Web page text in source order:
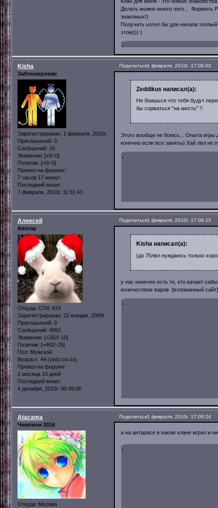
Делать можно много чего... Формить
знакомых!)
Получить хотел бы для начала
этом))) )
0
Поделиться1 февраля, 2010г. 17:06:00
Kisha
Заблокирован
Зарегистрирован: 1 февраля, 2010г.
Приглашений: 0
Сообщений: 16
Уважение: [+0/-0]
Позитив: [+0/-0]
Провел на форуме:
7 часов 17 минут
Последний визит:
7 февраля, 2010г. 11:51:43
Zeddikus написал(а):
Не боишься что тебя будут
бы сорваться "на месть" ?.
Этого вообще не боюсь... Опыта игры
конечно если все заняты) Хай лвл не
0
Поделиться1 февраля, 2010г. 17:06:15
Алексей
Аватар
Откуда: СПб, ЮЗ
Зарегистрирован: 22 января, 2009г.
Приглашений: 0
Сообщений: 4992
Уважение: [+202/-10]
Позитив: [+462/-25]
Пол: Мужской
Возраст: 44 [1982-04-24]
Провел на форуме:
2 месяца 10 дней
Последний визит:
4 декабря, 2023г. 00:49:06
Kisha написал(а):
(до 75лвл нуждаюсь только
у нас конечно есть те, кто качает
количеством варов [взломанный сайт]
0
Поделиться1 февраля, 2010г. 17:06:24
Atacama
Чемпион 2016
Откуда: Москва
а на антарасе в каком клане играл и
0